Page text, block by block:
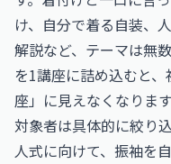
け、自分で着る自装、
解説など、テーマは無
を1講座に詰め込むと
座」に見えなくなります
対象者は具体的に絞り
人式に向けて、振袖を